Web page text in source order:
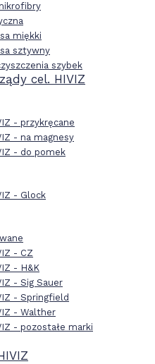
miękki
sztywny
szybek
cel. HIVIZ
- przykręcane
- na magnesy
- do pomek
- Glock
- CZ
- H&K
- Sig Sauer
- Springfield
- Walther
- pozostałe marki